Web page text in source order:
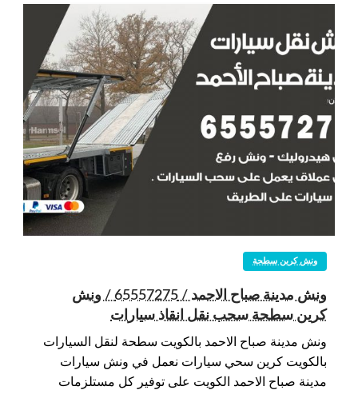
ونش كرين سطحة
ونش مدينة صباح الاحمد / 65557275 / ونش
كرين سطحة سحب نقل انقاذ سيارات
ونش مدينة صباح الاحمد بالكويت سطحة لنقل السيارات
بالكويت كرين سحي سيارات نعمل في ونش سيارات
مدينة صباح الاحمد الكويت على توفير كل مستلزمات